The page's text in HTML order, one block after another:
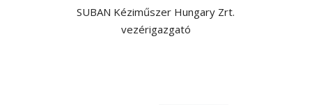
SUBAN Kéziműszer Hungary Zrt.
vezérigazgató